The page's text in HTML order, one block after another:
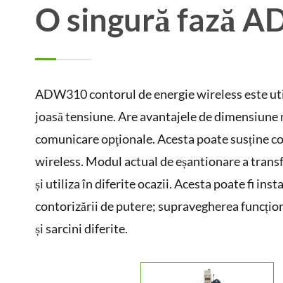
O singură fază
ADW310 contorul de energie wireless este
joasă tensiune. Are avantajele de
comunicare opţionale. Acesta poate susține
wireless. Modul actual de eșantionare a
și utiliza în diferite ocazii. Acesta poate fi
contorizării de putere; supravegherea
și sarcini diferite.